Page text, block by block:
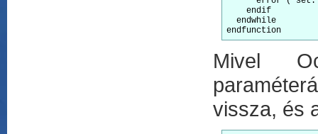
    endif
  endwhile
endfunction
Mivel
vissza, és